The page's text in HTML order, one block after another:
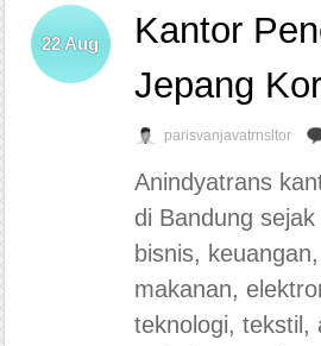
Kantor
Jepang
22Aug
parisvanjavatrnsltor
Anindyatrans
di Bandung
bisnis,
makanan,
teknologi, tekstil,